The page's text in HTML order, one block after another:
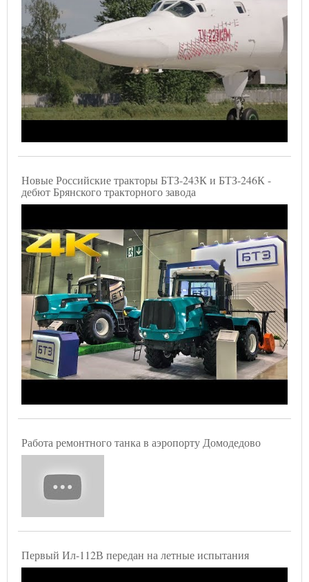
Новые Российские тракторы БТЗ-243К и БТЗ-246К -
дебют Брянского тракторного завода
Работа ремонтного танка в аэропорту Домодедово
Первый Ил-112В передан на летные испытания